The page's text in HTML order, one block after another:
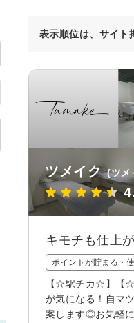
表示順位は、サイト
ツメイク (ツメ
キモチも仕上
ポイントが貯まる・
【☆駅チカ☆】【☆
が気になる！自マ
案します◎お気軽